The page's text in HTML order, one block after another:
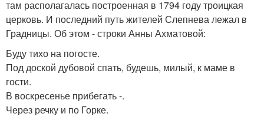
там располагалась построенная в 1794 году троицкая
церковь. И последний путь жителей Слепнева лежал в
Градницы. Об этом - строки Анны Ахматовой:
Буду тихо на погосте.
Под доской дубовой спать, будешь, милый, к маме в
гости.
В воскресенье прибегать -.
Через речку и по Горке.